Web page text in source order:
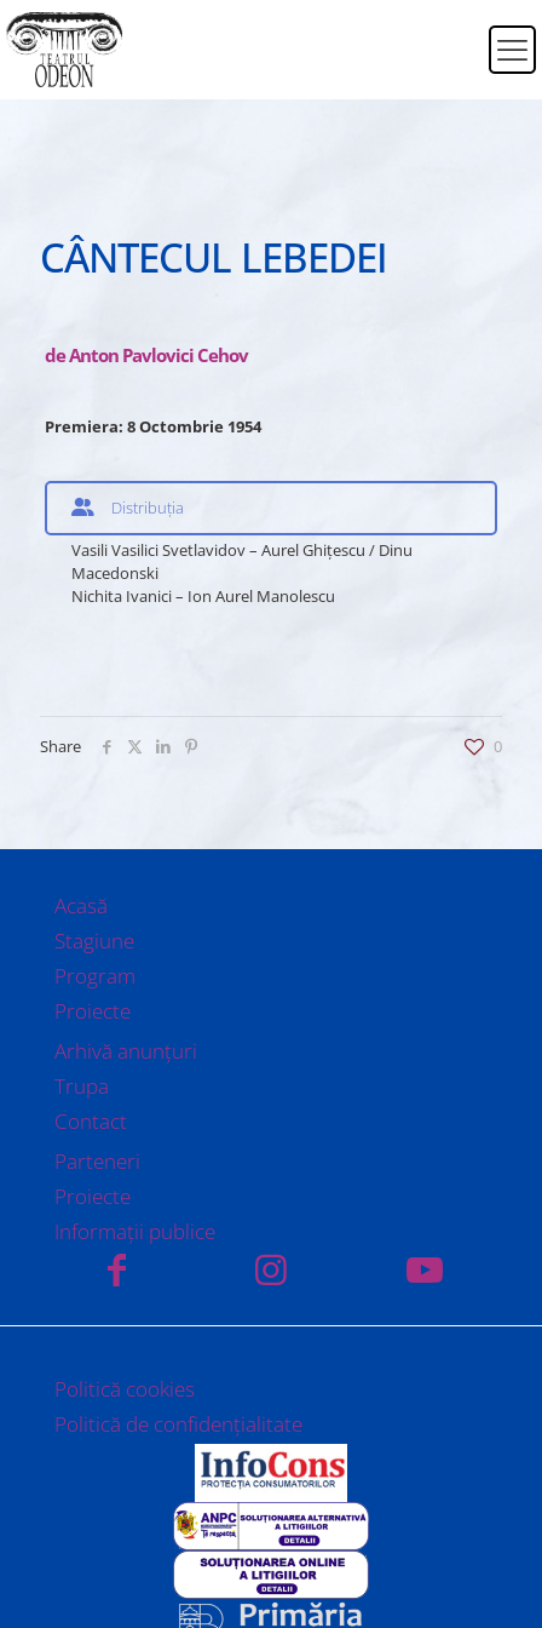
CÂNTECUL LEBEDEI
de Anton Pavlovici Cehov
Premiera: 8 Octombrie 1954
Distribuția
Vasili Vasilici Svetlavidov – Aurel Ghiţescu / Dinu
Macedonski
Nichita Ivanici – Ion Aurel Manolescu
Share 0
Acasă
Stagiune
Program
Proiecte
Arhivă anunțuri
Trupa
Contact
Parteneri
Proiecte
Informații publice
Politică cookies
Politică de confidențialitate